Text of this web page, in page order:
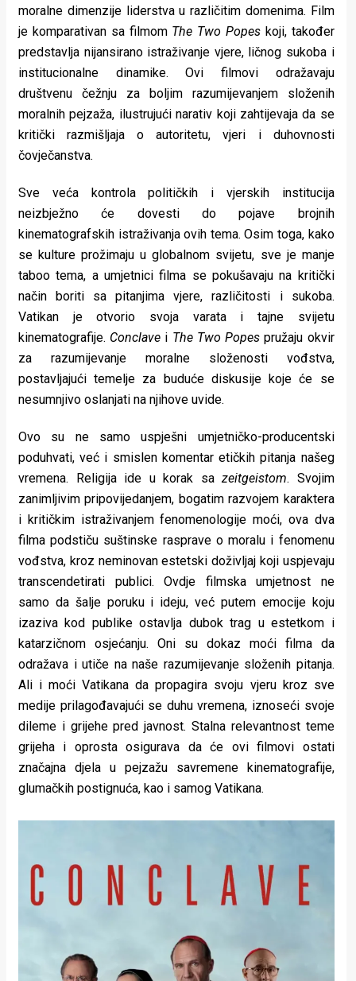
moralne dimenzije liderstva u različitim domenima. Film
je komparativan sa filmom The Two Popes koji, također
predstavlja nijansirano istraživanje vjere, ličnog sukoba i
institucionalne dinamike. Ovi filmovi odražavaju
društvenu čežnju za boljim razumijevanjem složenih
moralnih pejzaža, ilustrujući narativ koji zahtijevaja da se
kritički razmišljaja o autoritetu, vjeri i duhovnosti
čovječanstva.
Sve veća kontrola političkih i vjerskih institucija
neizbježno će dovesti do pojave brojnih
kinematografskih istraživanja ovih tema. Osim toga, kako
se kulture prožimaju u globalnom svijetu, sve je manje
taboo tema, a umjetnici filma se pokušavaju na kritički
način boriti sa pitanjima vjere, različitosti i sukoba.
Vatikan je otvorio svoja varata i tajne svijetu
kinematografije. Conclave i The Two Popes pružaju okvir
za razumijevanje moralne složenosti vođstva,
postavljajući temelje za buduće diskusije koje će se
nesumnjivo oslanjati na njihove uvide.
Ovo su ne samo uspješni umjetničko-producentski
poduhvati, već i smislen komentar etičkih pitanja našeg
vremena. Religija ide u korak sazeitgeistom. Svojim
zanimljivim pripovijedanjem, bogatim razvojem karaktera
i kritičkim istraživanjem fenomenologije moći, ova dva
filma podstiču suštinske rasprave o moralu i fenomenu
vođstva, kroz neminovan estetski doživljaj koji uspjevaju
transcendetirati publici. Ovdje filmska umjetnost ne
samo da šalje poruku i ideju, već putem emocije koju
izaziva kod publike ostavlja dubok trag u estetkom i
katarzičnom osjećanju. Oni su dokaz moći filma da
odražava i utiče na naše razumijevanje složenih pitanja.
Ali i moći Vatikana da propagira svoju vjeru kroz sve
medije prilagođavajući se duhu vremena, iznoseći svoje
dileme i grijehe pred javnost. Stalna relevantnost teme
grijeha i oprosta osigurava da će ovi filmovi ostati
značajna djela u pejzažu savremene kinematografije,
glumačkih postignuća, kao i samog Vatikana.